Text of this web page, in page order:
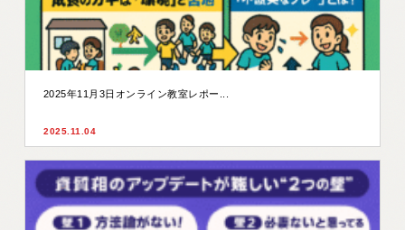
2025年11月3日オンライン教室レポー...
2025.11.04